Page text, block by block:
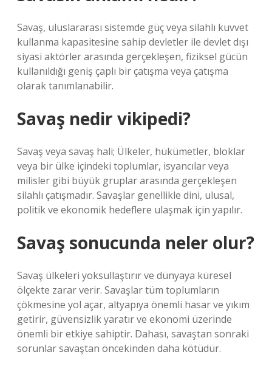
Savaş, uluslararası sistemde güç veya silahlı kuvvet
kullanma kapasitesine sahip devletler ile devlet dışı
siyasi aktörler arasında gerçekleşen, fiziksel gücün
kullanıldığı geniş çaplı bir çatışma veya çatışma
olarak tanımlanabilir.
Savaş nedir vikipedi?
Savaş veya savaş hali; Ülkeler, hükümetler, bloklar
veya bir ülke içindeki toplumlar, isyancılar veya
milisler gibi büyük gruplar arasında gerçekleşen
silahlı çatışmadır. Savaşlar genellikle dini, ulusal,
politik ve ekonomik hedeflere ulaşmak için yapılır.
Savaş sonucunda neler olur?
Savaş ülkeleri yoksullaştırır ve dünyaya küresel
ölçekte zarar verir. Savaşlar tüm toplumların
çökmesine yol açar, altyapıya önemli hasar ve yıkım
getirir, güvensizlik yaratır ve ekonomi üzerinde
önemli bir etkiye sahiptir. Dahası, savaştan sonraki
sorunlar savaştan öncekinden daha kötüdür.